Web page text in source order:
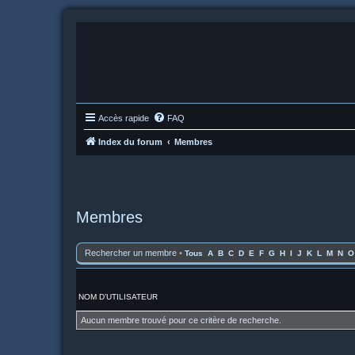
Accès rapide FAQ
Index du forum Membres
Membres
Rechercher un membre • Tous A B C D E F G H I J K L M N O
NOM D’UTILISATEUR
Aucun membre trouvé pour ce critère de recherche.